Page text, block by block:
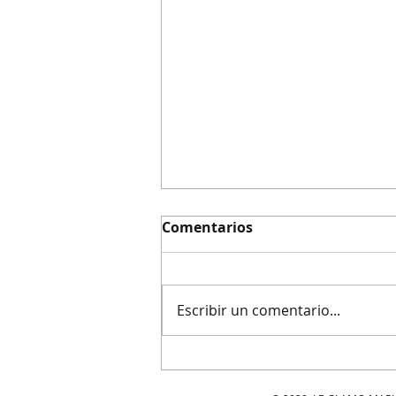
¿Qué es el Reloj de
Comentarios
Escribir un comentario...